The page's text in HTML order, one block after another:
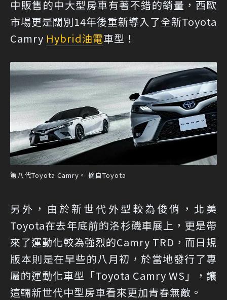
中販售的中大型房車有著不錯的銷量，西歐
市場更是闊別14年後重新導入了全新Toyota
Camry Hybrid油電車型！
第八代Toyota Camry。 摘自Toyota
另外，由於新世代外型較為俊俏，北美
Toyota在去年底前的洛杉磯車展上，更是帶
來了運動化較為強烈的Camry TRD，而日規
版本則是在早些的八月初，於當地發行了專
屬的運動化車型「Toyota Camry WS」，讓
這輛新世代中型房車看來更加青春無敵。